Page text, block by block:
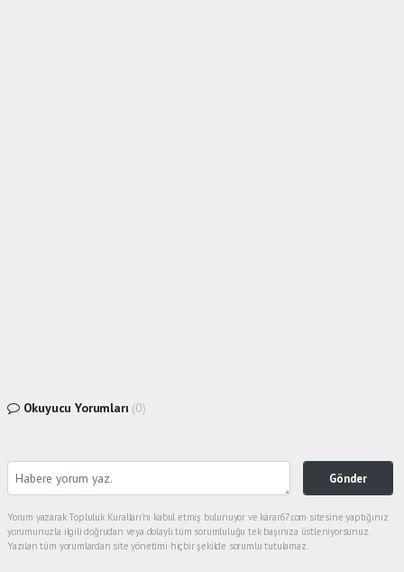
Okuyucu Yorumları (0)
Gönder
Yorum yazarak Topluluk Kuralları’nı kabul etmiş bulunuyor ve karar67.com sitesine yaptığınız
yorumunuzla ilgili doğrudan veya dolaylı tüm sorumluluğu tek başınıza üstleniyorsunuz.
Yazılan tüm yorumlardan site yönetimi hiçbir şekilde sorumlu tutulamaz.